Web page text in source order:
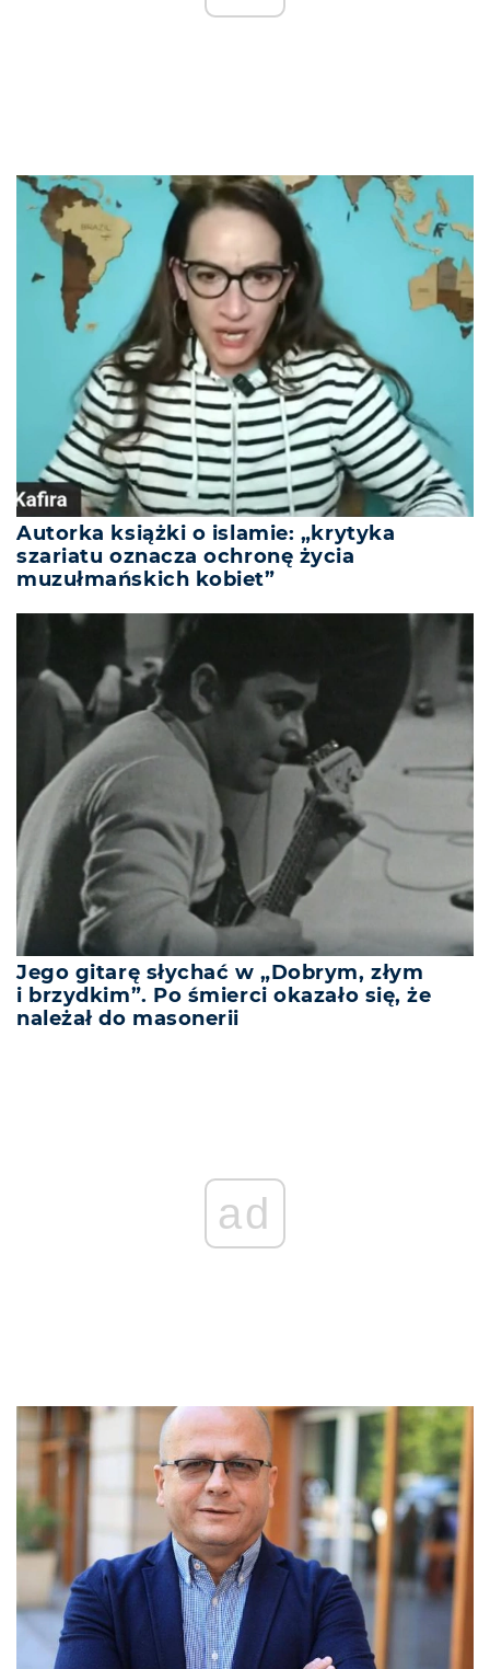
Autorka książki o islamie: „krytyka
szariatu oznacza ochronę życia
muzułmańskich kobiet”
Jego gitarę słychać w „Dobrym, złym
i brzydkim”. Po śmierci okazało się, że
należał do masonerii